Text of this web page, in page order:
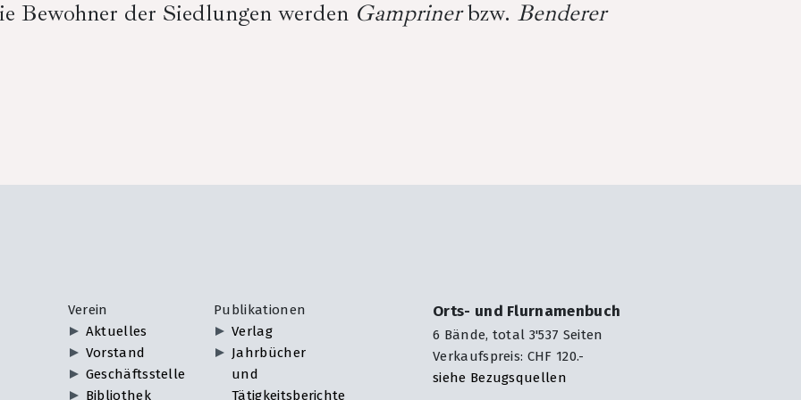
Bewohner der Siedlungen werden Gamprinerbzw. Benderer
Verein
Aktuelles
Vorstand
Geschäftsstelle
Bibliothek
Publikationen
Verlag
Jahrbücher
und
Tätigkeitsberichte
Orts- und Flurnamenbuch
6 Bände, total 3'537 Seiten
Verkaufspreis: CHF 120.-
siehe Bezugsquellen